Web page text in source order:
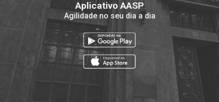
Aplicativo AASP
Agilidade no seu dia a dia